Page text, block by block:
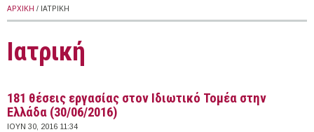
ΑΡΧΙΚΉ / ΙΑΤΡΙΚΉ
Ιατρική
181 θέσεις εργασίας στον Ιδιωτικό Τομέα στην
Ελλάδα (30/06/2016)
ΙΟΥΝ 30, 2016 11:34